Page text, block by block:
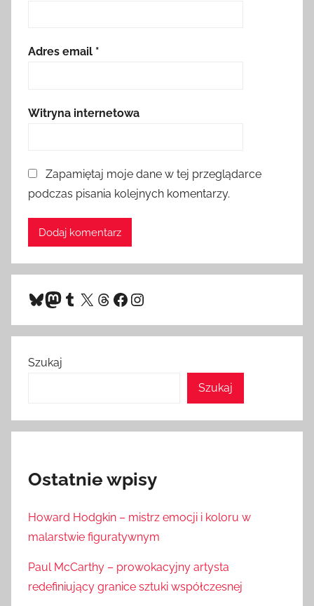
Adres email *
Witryna internetowa
Zapamiętaj moje dane w tej przeglądarce
podczas pisania kolejnych komentarzy.
Bluesky
Mastodon
Tumblr
X Threads
Facebook
Instagram
Szukaj
Szukaj
Ostatnie wpisy
Howard Hodgkin – mistrz emocji i koloru w
malarstwie figuratywnym
Paul McCarthy – prowokacyjny artysta
redefiniujący granice sztuki współczesnej